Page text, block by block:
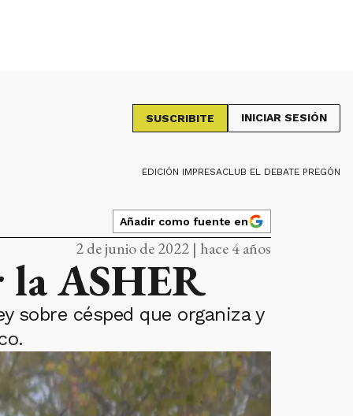
SUSCRIBITE INICIAR SESIÓN
EDICIÓN IMPRESACLUB EL DEBATE PREGÓN
Añadir como fuente en
2 de junio de 2022 | hace 4 años
la ASHER
sobre césped que organiza y